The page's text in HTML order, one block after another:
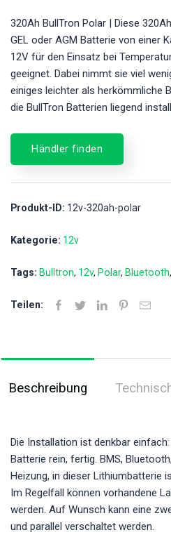
320Ah BullTron Polar | Diese
GEL oder AGM Batterie von einer
12V für den Einsatz bei
geeignet. Dabei nimmt sie viel
einiges leichter als herkömmliche
die BullTron Batterien liegend
Händler finden
Produkt-ID: 12v-320ah-polar
Kategorie: 12v
Tags: Bulltron 12v Polar Bluetooth
Teilen:
Beschreibung
Die Installation ist denkbar
Batterie rein, fertig. BMS,
Heizung, in dieser Lithiumbatterie
Im Regelfall können vorhandene
werden. Auf Wunsch kann eine
und parallel verschaltet werden.